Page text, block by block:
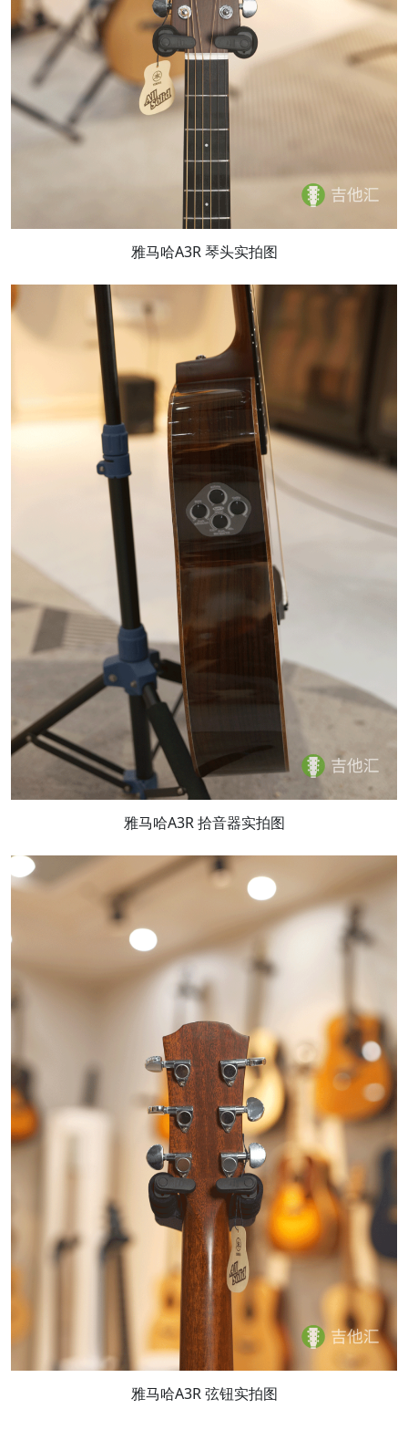
雅马哈A3R 琴头实拍图
雅马哈A3R 拾音器实拍图
雅马哈A3R 弦钮实拍图